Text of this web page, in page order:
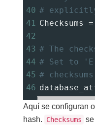
40 # explicitly
41 Checksums =
42
43 # The
44 # Set to
45 #
46
Aquí se configuran
hash.
Checksums